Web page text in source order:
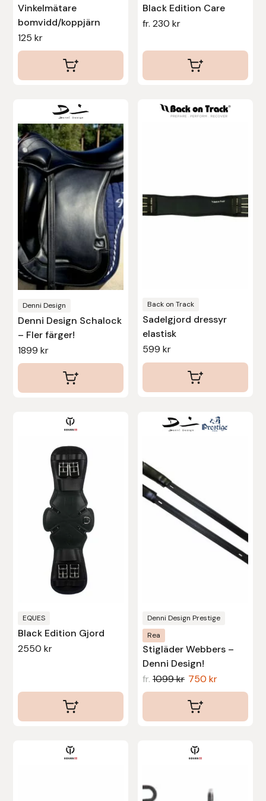
Vinkelmätare
bomvidd/koppjärn
125kr
Black Edition Care
fr. 230 kr
Denni Design
Denni Design Schalock
– Fler färger!
1899kr
här
produkten
har
flera
varianter.
De
alternativen
kan
väljas
på
produktsidan
Back on Track
Sadelgjord dressyr
elastisk
599 kr
EQUES
Black Edition Gjord
2550kr
produkten
varianter.
alternativen
produktsidan
Denni Design Prestige
Rea
Stigläder Webbers –
Denni Design!
fr. 1099kr 750 kr
har
flera
varianter.
produktsidan
Nammi Godis
Natur & Kultur bokförlag
PAVO
Pharmakas
Pikeur
Prestige
Professional’s Choice
Protector
Redback
Roeckl
Safehorse of Sweden
Sigga Ævars
Sivart Bokförlag
Sonnenreiter
Stina Helmersson Bokförlag
Suedwind
Tekna